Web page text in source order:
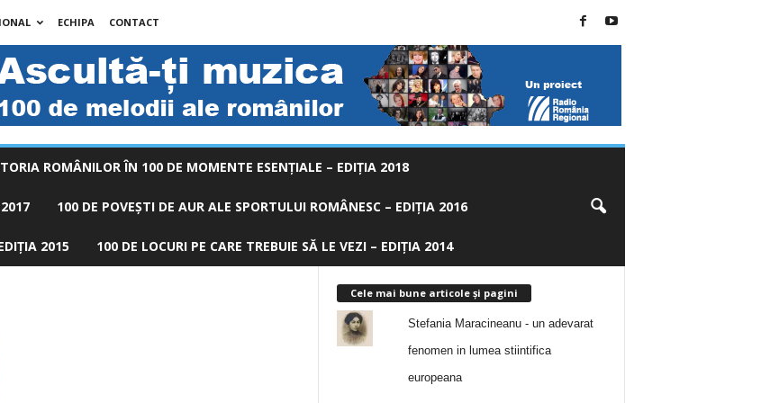
ECHIPA
CONTACT
ROMÂNILOR ÎN 100 DE MOMENTE ESENŢIALE – EDIŢIA 2018
100 DE POVEŞTI DE AUR ALE SPORTULUI ROMÂNESC – EDIȚIA 2016
2015 100 DE LOCURI PE CARE TREBUIE SĂ LE VEZI – EDIȚIA 2014
Cele mai bune articole și pagini
Stefania Maracineanu - un adevarat
fenomen in lumea stiintifica
europeana